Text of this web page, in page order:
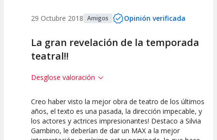
29 Octubre 2018 Amigos Opinión verificada
La gran revelación de la temporada
teatral!!
Desglose valoración
10
Calidad del
Espectáculo
10
Puesta en
Escena
10
Interpretación
artística
Creo haber visto la mejor obra de teatro de los últimos
años, el texto es una pasada, la dirección impecable, y
los actores y actrices impresionantes! Destaco a Silvia
Gambino, le deberían de dar un MAX a la mejor